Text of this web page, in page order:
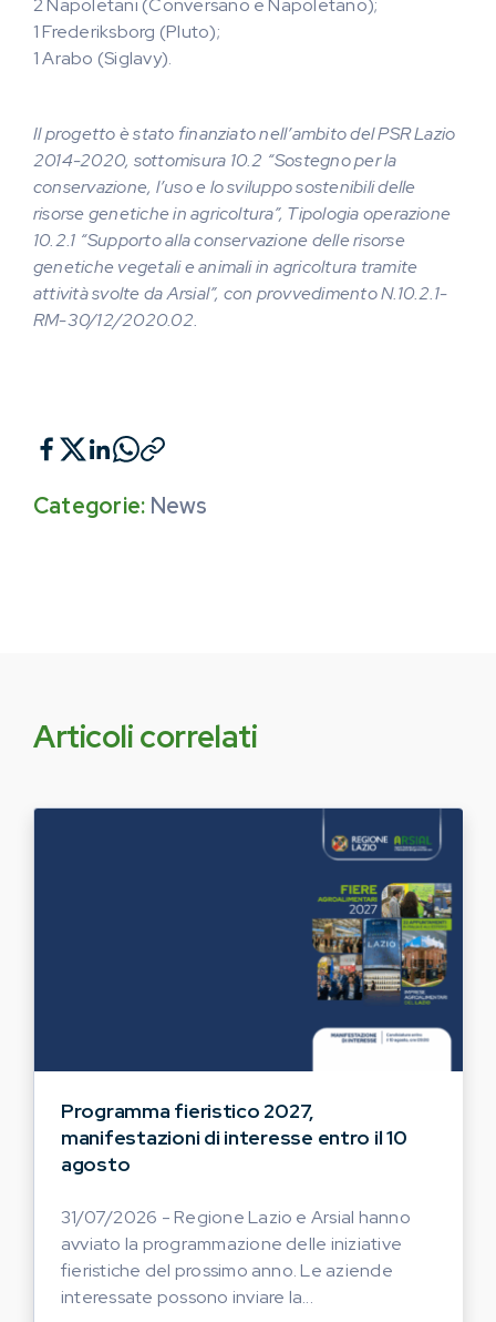
2 Napoletani (Conversano e Napoletano);
1 Frederiksborg (Pluto);
1 Arabo (Siglavy).
Il progetto è stato finanziato nell’ambito del PSR Lazio
2014-2020, sottomisura 10.2 “Sostegno per la
conservazione, l’uso e lo sviluppo sostenibili delle
risorse genetiche in agricoltura”, Tipologia operazione
10.2.1 “Supporto alla conservazione delle risorse
genetiche vegetali e animali in agricoltura tramite
attività svolte da Arsial”, con provvedimento N.10.2.1-
RM-30/12/2020.02.
Categorie: News
Articoli correlati
Programma fieristico 2027,
manifestazioni di interesse entro il 10
agosto
31/07/2026 - Regione Lazio e Arsial hanno
avviato la programmazione delle iniziative
fieristiche del prossimo anno. Le aziende
interessate possono inviare la...